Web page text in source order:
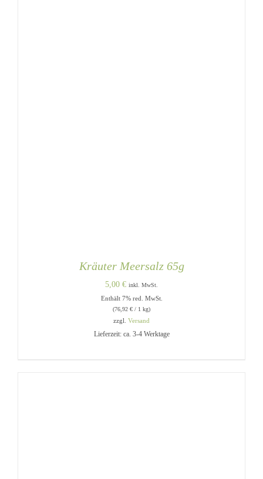
Kräuter Meersalz 65g
5,00 € inkl. MwSt.
Enthält 7% red. MwSt.
(76,92 € / 1 kg)
zzgl. Versand
Lieferzeit: ca. 3-4 Werktage